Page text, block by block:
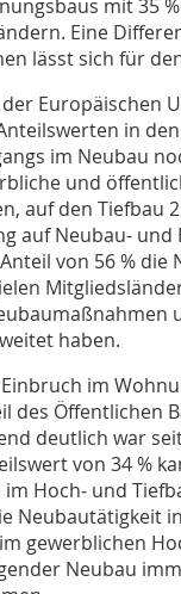
mit 35
Eine
lässt sich für
Europäischen
in
im Neubau
und
auf den Tiefbau
auf Neubau-
von 56 %
haben.
im
des Öffentlichen
deutlich war
von 34 %
Hoch- und
Neubautätigkeit
gewerblichen
Neubau